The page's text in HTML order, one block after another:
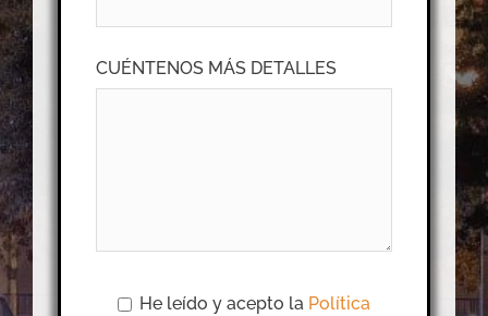
CUÉNTENOS MÁS DETALLES
He leído y acepto la Política